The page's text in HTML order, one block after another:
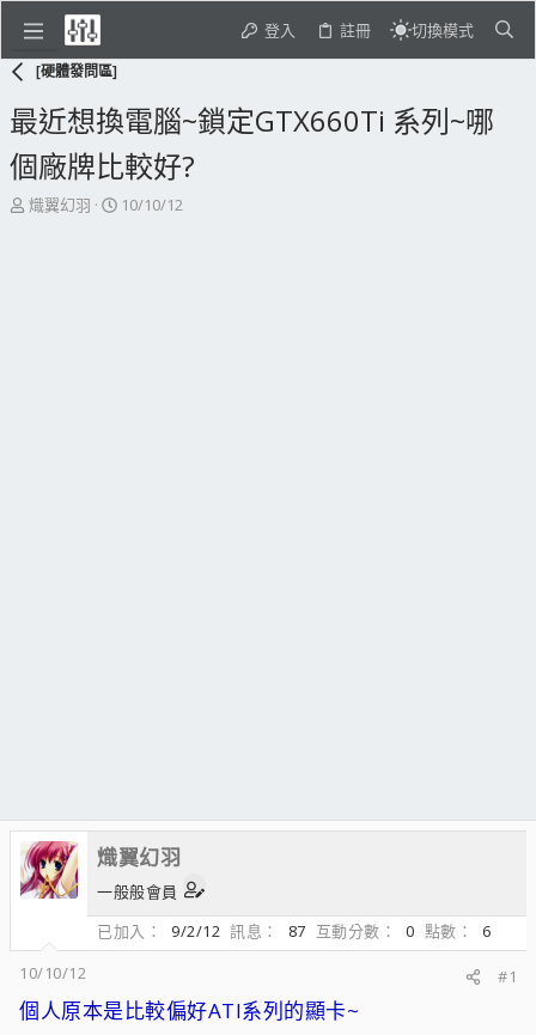
登入 註冊 切換模式
[硬體發問區]
最近想換電腦~鎖定GTX660Ti 系列~哪
個廠牌比較好?
主
熾翼幻羽
開
10/10/12
熾翼幻羽
一般般會員
已加入
9/2/12 訊息 87 互動分數 0 點數
6
10/10/12
#1
個人原本是比較偏好ATI系列的顯卡~